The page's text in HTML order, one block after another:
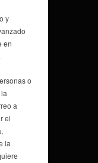
y
en
o
a
el
la